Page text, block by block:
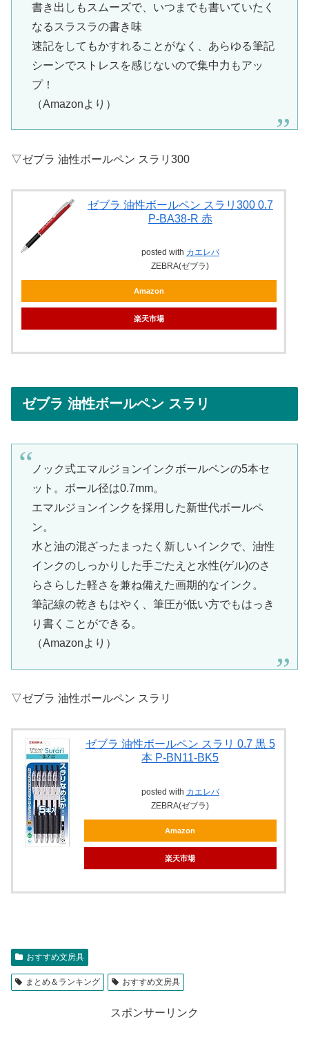
書き出しもスムーズで、いつまでも書いていたく
なるスラスラの書き味
速記をしてもかすれることがなく、あらゆる筆記
シーンでストレスを感じないので集中力もアッ
プ！
（Amazonより）
▽ゼブラ 油性ボールペン スラリ300
ゼブラ 油性ボールペン スラリ300 0.7
P-BA38-R 赤
posted with カエレバ
ZEBRA(ゼブラ)
Amazon
楽天市場
ゼブラ 油性ボールペン スラリ
ノック式エマルジョンインクボールペンの5本セ
ット。ボール径は0.7mm。
エマルジョンインクを採用した新世代ボールペ
ン。
水と油の混ざったまったく新しいインクで、油性
インクのしっかりした手ごたえと水性(ゲル)のさ
らさらした軽さを兼ね備えた画期的なインク。
筆記線の乾きもはやく、筆圧が低い方でもはっき
り書くことができる。
（Amazonより）
▽ゼブラ 油性ボールペン スラリ
ゼブラ 油性ボールペン スラリ 0.7 黒 5
本 P-BN11-BK5
posted with カエレバ
ZEBRA(ゼブラ)
Amazon
楽天市場
おすすめ文房具
まとめ＆ランキング おすすめ文房具
スポンサーリンク